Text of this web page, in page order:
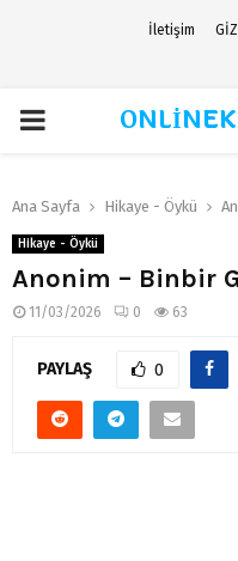
İletişim
PRIMARY
Ana Sayfa Hikaye - Öykü
Hikaye - Öykü
Anonim – Binbir
11/03/2026 0 63
PAYLAŞ 0